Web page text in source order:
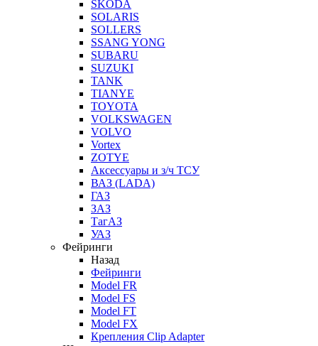
SKODA
SOLARIS
SOLLERS
SSANG YONG
SUBARU
SUZUKI
TANK
TIANYE
TOYOTA
VOLKSWAGEN
VOLVO
Vortex
ZOTYE
Аксессуары и з/ч ТСУ
ВАЗ (LADA)
ГАЗ
ЗАЗ
ТагАЗ
УАЗ
Фейринги
Назад
Фейринги
Model FR
Model FS
Model FT
Model FX
Крепления Clip Adapter